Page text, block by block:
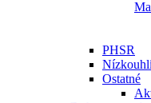
PHSR
Ostatné